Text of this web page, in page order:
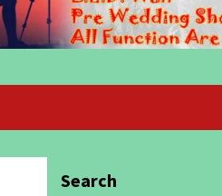
Search